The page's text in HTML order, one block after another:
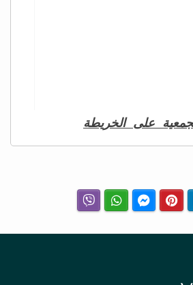
على الخريطة